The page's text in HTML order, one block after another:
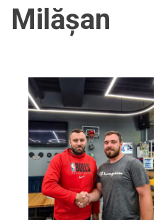
Milășan